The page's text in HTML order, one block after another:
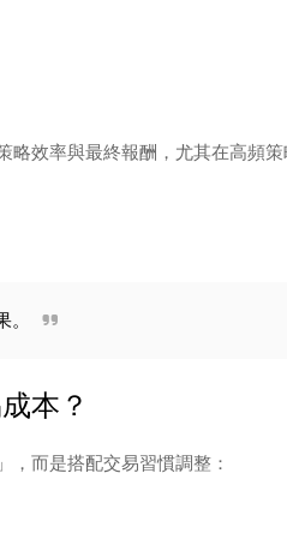
效率與最終報酬，尤其在高頻策
本？
，而是搭配交易習慣調整：